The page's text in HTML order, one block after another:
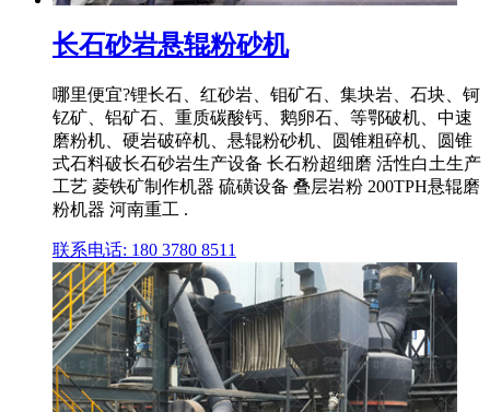
长石砂岩悬辊粉砂机
哪里便宜?锂长石、红砂岩、钼矿石、集块岩、石块、钶
钇矿、铝矿石、重质碳酸钙、鹅卵石、等鄂破机、中速
磨粉机、硬岩破碎机、悬辊粉砂机、圆锥粗碎机、圆锥
式石料破长石砂岩生产设备 长石粉超细磨 活性白土生产
工艺 菱铁矿制作机器 硫磺设备 叠层岩粉 200TPH悬辊磨
粉机器 河南重工 .
联系电话: 180 3780 8511